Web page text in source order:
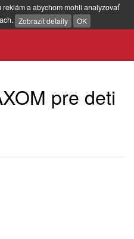
a abychom mohli analyzovať
Zobrazit detaily OK
pre deti